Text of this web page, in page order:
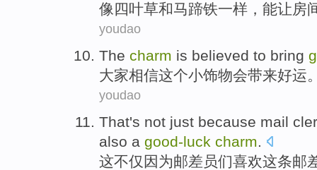
像四叶草和马蹄铁一样，能让房
youdao
The charm is believed to bring
大家相信这个小饰物会带来好运
youdao
That's not just because mail
also a good-luck charm.
这不仅 因为邮差 员们喜欢这条邮